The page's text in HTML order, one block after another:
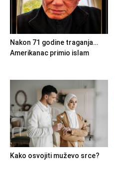
Nakon 71 godine traganja…
Amerikanac primio islam
Kako osvojiti muževo srce?